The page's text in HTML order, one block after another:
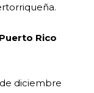
Rico
diciembre